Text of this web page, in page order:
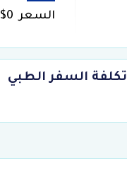
السعر $0
تكلفة السفر الطبي